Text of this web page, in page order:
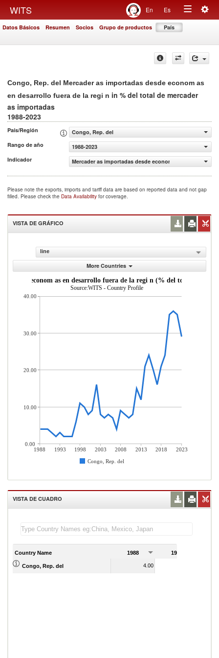
WITS En Es
Toggle
Datos Básicos Resumen Socios Grupo de productos País
Congo, Rep. del Mercader as importadas desde econom as
en desarrollo fuera de la regi n in % del total de mercader
as importadas
1988-2023
País/Región
Congo, Rep. del
Rango de año
1988-2023
Indicador
Mercader as importadas desde econom as en
Please note the exports, imports and tariff data are based on reported data and not gap
filled. Please check the Data Availability for coverage.
VISTA DE GRÁFICO
line
More Countries
desde econom as en desarrollo fuera de la regi n (% del total de
Source:WITS - Country Profile
1988 1993 1998 2003 2008 2013 2018
2023
Congo, Rep. del
40.00
30.00
20.00
10.00
0.00
VISTA DE CUADRO
Country Name 1988 1989
Congo, Rep. del 4.00